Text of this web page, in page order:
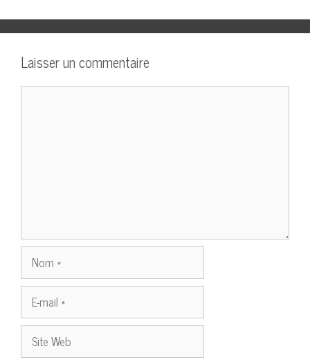
Laisser un commentaire
Commentaire
Nom
E-
mail
Site
Web